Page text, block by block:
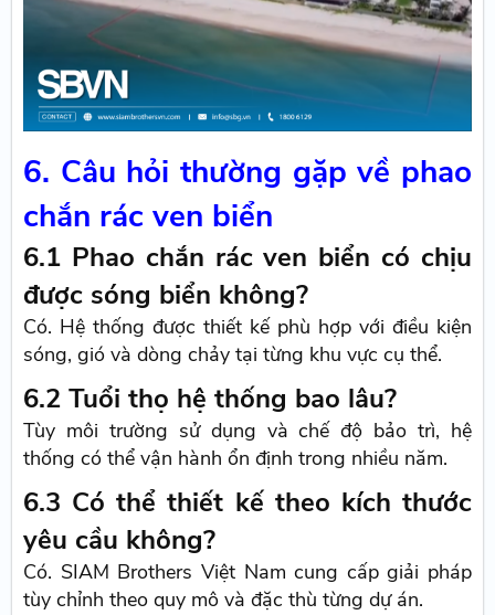
6. Câu hỏi thường gặp về phao
chắn rác ven biển
6.1 Phao chắn rác ven biển có chịu
được sóng biển không?
Có. Hệ thống được thiết kế phù hợp với điều kiện
sóng, gió và dòng chảy tại từng khu vực cụ thể.
6.2 Tuổi thọ hệ thống bao lâu?
Tùy môi trường sử dụng và chế độ bảo trì, hệ
thống có thể vận hành ổn định trong nhiều năm.
6.3 Có thể thiết kế theo kích thước
yêu cầu không?
Có. SIAM Brothers Việt Nam cung cấp giải pháp
tùy chỉnh theo quy mô và đặc thù từng dự án.